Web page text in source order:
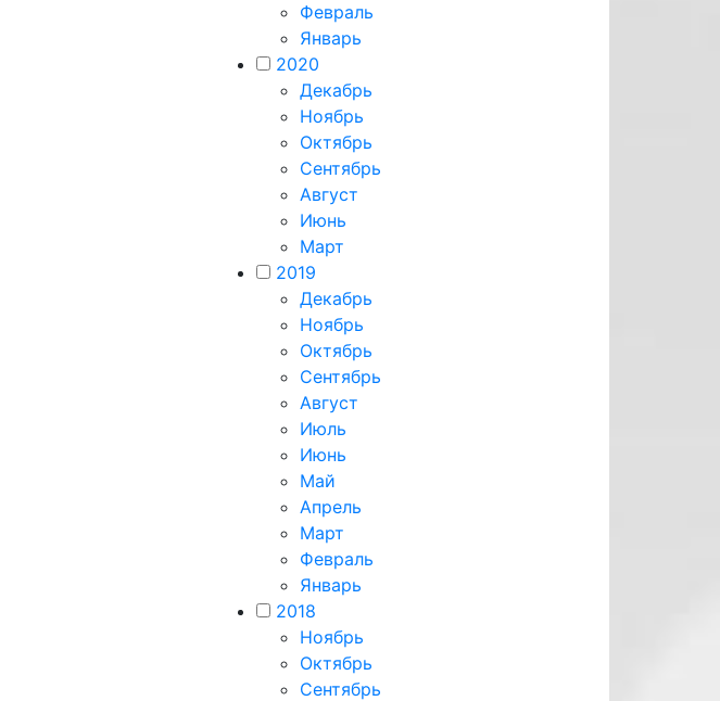
Февраль
Январь
2020
Декабрь
Ноябрь
Октябрь
Сентябрь
Август
Июнь
Март
2019
Декабрь
Ноябрь
Октябрь
Сентябрь
Август
Июль
Июнь
Май
Апрель
Март
Февраль
Январь
2018
Ноябрь
Октябрь
Сентябрь